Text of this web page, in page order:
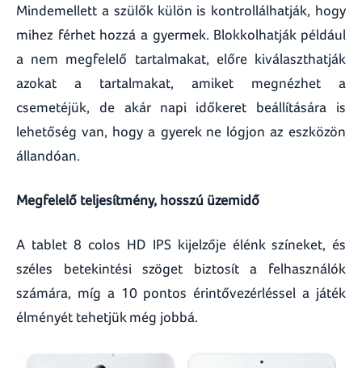
Mindemellett a szülők külön is kontrollálhatják, hogy
mihez férhet hozzá a gyermek. Blokkolhatják például
a nem megfelelő tartalmakat, előre kiválaszthatják
azokat a tartalmakat, amiket megnézhet a
csemetéjük, de akár napi időkeret beállítására is
lehetőség van, hogy a gyerek ne lógjon az eszközön
állandóan.
Megfelelő teljesítmény, hosszú üzemidő
A tablet 8 colos HD IPS kijelzője élénk színeket, és
széles betekintési szöget biztosít a felhasználók
számára, míg a 10 pontos érintővezérléssel a játék
élményét tehetjük még jobbá.